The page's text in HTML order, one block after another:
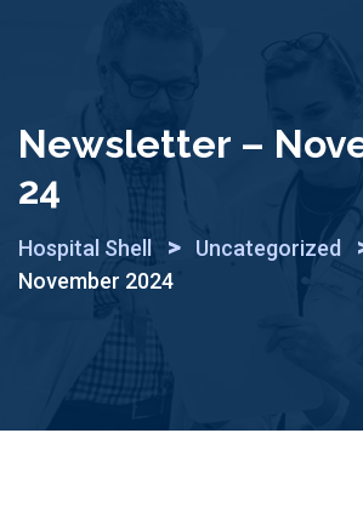
Newsletter –
24
Hospital Shell > Uncategorized
November 2024